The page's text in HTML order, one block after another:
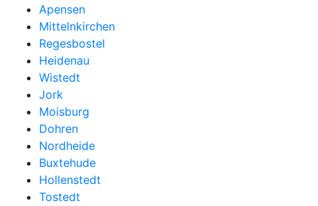
Apensen
Mittelnkirchen
Regesbostel
Heidenau
Wistedt
Jork
Moisburg
Dohren
Nordheide
Buxtehude
Hollenstedt
Tostedt